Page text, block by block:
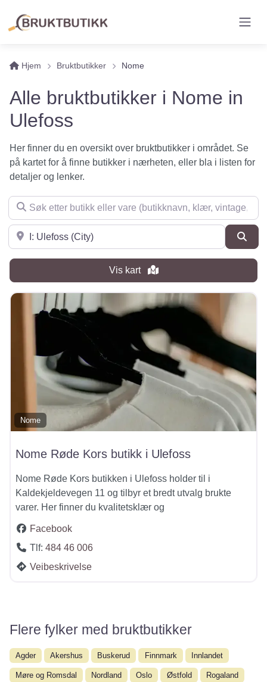
Hjem Bruktbutikker Nome
Alle bruktbutikker i Nome in
Ulefoss
Her finner du en oversikt over bruktbutikker i området. Se
på kartet for å finne butikker i nærheten, eller bla i listen for
detaljer og lenker.
Søk etter butikk eller vare (butikknavn, klær, vintage, møbler
Søk i nærheten
Vis kart
Nome
Nome Røde Kors butikk i Ulefoss
Nome Røde Kors butikken i Ulefoss holder til i
Kaldekjeldevegen 11 og tilbyr et bredt utvalg brukte
varer. Her finner du kvalitetsklær og
Facebook
Tlf: 484 46 006
Veibeskrivelse
Flere fylker med bruktbutikker
Agder Akershus Buskerud Finnmark Innlandet
Møre og Romsdal Nordland Oslo Østfold Rogaland